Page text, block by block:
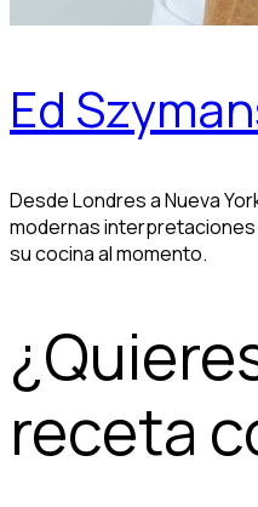
Ed
Desde Londres a Nueva
modernas
su cocina al momento.
receta